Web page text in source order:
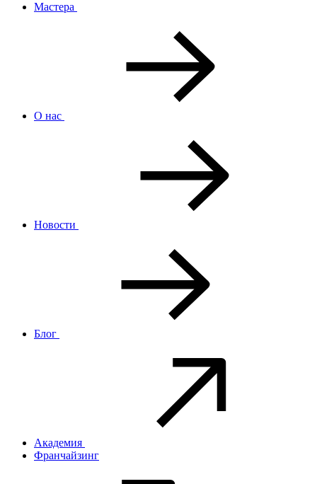
Мастера
О нас
Новости
Блог
Академия
Франчайзинг